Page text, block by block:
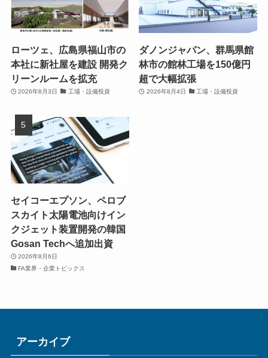
ローツェ、広島県福山市の
本社に新社屋を建設 開発ク
リーンルームを拡充
2026年8月3日 工場・設備投資
ダノンジャパン、群馬県館
林市の館林工場を150億円
超で大幅拡張
2026年8月4日 工場・設備投資
セイコーエプソン、ペロブ
スカイト太陽電池向けイン
クジェット装置開発の韓国
Gosan Techへ追加出資
2026年8月6日
FA業界・企業トピックス
アーカイブ